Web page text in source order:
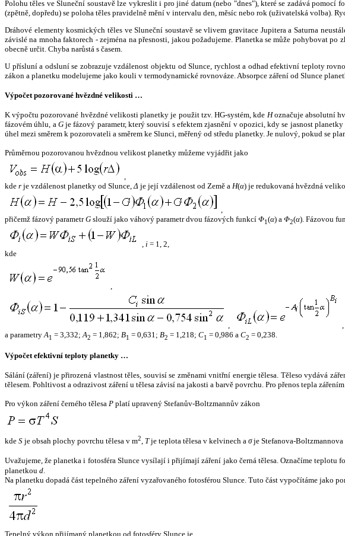
Polohu těles ve Sluneční soustavě lze vykreslit i pro jiné datum (nebo "dnes"), které se zadává pomocí
(zpětně, dopředu) se poloha těles pravidelně mění v intervalu den, měsíc nebo rok (uživatelská volba).
Dráhové elementy kosmických těles ve Sluneční soustavě se vlivem gravitace Jupitera a Saturna
závislé na mnoha faktorech - zejména na přesnosti, jakou požadujeme. Planetka se může pohybovat
obecně určit. Chyba narůstá s časem.
U přísluní a odsluní se zobrazuje vzdálenost objektu od Slunce, rychlost a odhad efektivní teploty
zákon a planetku modelujeme jako kouli v termodynamické rovnováze. Absorpce záření od Slunce
Výpočet pozorované hvězdné velikosti …
K výpočtu pozorované hvězdné velikosti planetky je použit tzv. HG-systém, kde Hoznačuje absolutní
fázovém úhlu, a Gje fázový parametr, který souvisí s efektem zjasnění v opozici, kdy se jasnost
úhel mezi směrem k pozorovateli a směrem ke Slunci, měřený od středu planetky. Je nulový, pokud se
Průměrnou pozorovanou hvězdnou velikost planetky můžeme vyjádřit jako
,
kde r je vzdálenost planetky od Slunce,Δ je její vzdálenost od Země a H(α) je redukovaná hvězdná
,
přičemž fázový parametrG slouží jako váhový parametr dvou fázových funkcí Φ1(α) a Φ2(α). Fázovou
, i = 1, 2,
kde
,
, ,
a parametryA1 = 3,332;A2 = 1,862; B1 = 0,631; B2 = 1,218; C1 = 0,986 a C2 = 0,238.
Výpočet efektivní teploty planetky …
Sálání (záření) je přirozená vlastnost těles, souvisí se změnami vnitřní energie tělesa. Těleso vydává
tělesem. Pohltivost a odrazivost záření u tělesa závisí na jakosti a barvě povrchu. Pro přenos tepla
Pro výkon záření černého tělesa P platí upravený Stefanův-Boltzmannův zákon
kde S je obsah plochy povrchu tělesa v m2, Tje teplota tělesa v kelvinech a σje Stefanova-Boltzmannova
Uvažujeme, že planetka i fotosféra Slunce vysílají i přijímají záření jako černá tělesa. Označíme teplotu
planetkou d.
Na planetku dopadá část tepelného záření vyzařovaného fotosférou Slunce. Tuto část vypočítáme jako
Tepelný výkon přijímaný planetkou od fotosféry Slunce je